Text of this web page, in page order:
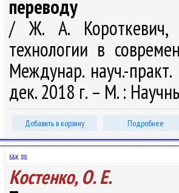
переводу
/ Ж. А. Короткевич,
технологии в
Междунар. науч.-
дек. 2018 г. – М. :
Добавить в корзину Подробнее
ББК 88.
Костенко, О. Е.